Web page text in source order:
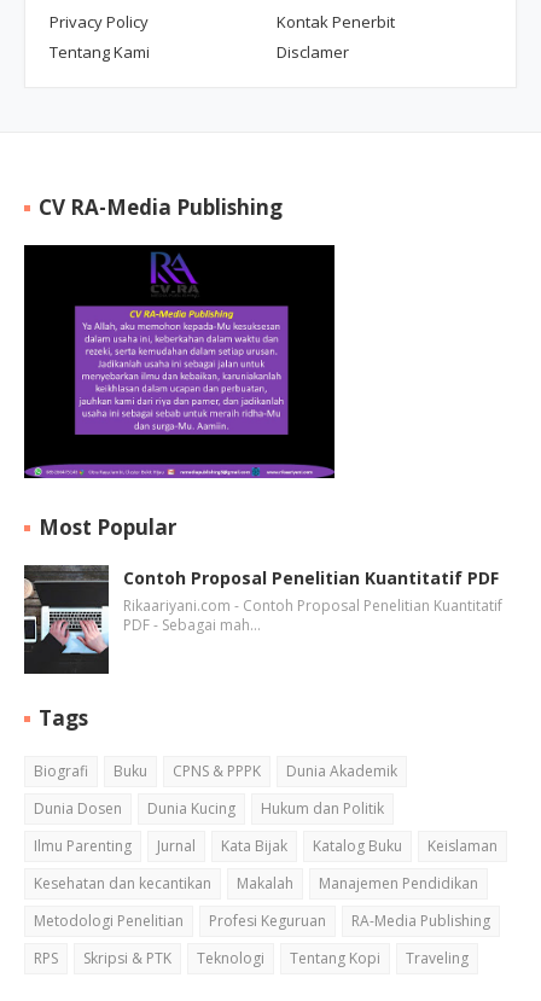
Privacy Policy
Kontak Penerbit
Tentang Kami
Disclamer
CV RA-Media Publishing
Most Popular
Contoh Proposal Penelitian Kuantitatif PDF
Rikaariyani.com - Contoh Proposal Penelitian Kuantitatif
PDF - Sebagai mah…
Tags
Biografi Buku CPNS & PPPK
Dunia Akademik
Dunia Dosen
Dunia Kucing
Hukum dan Politik
Ilmu Parenting
Jurnal Kata Bijak Katalog Buku
Keislaman
Kesehatan dan kecantikan
Makalah
Manajemen Pendidikan
Metodologi Penelitian
Profesi Keguruan
RA-Media Publishing
RPS
Skripsi & PTK Teknologi Tentang Kopi Traveling